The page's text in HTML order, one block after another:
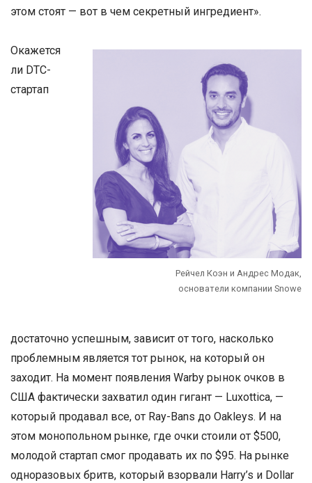
этом стоят — вот в чем секретный ингредиент».
Рейчел Коэн и Андрес Модак,
основатели компании Snowe
Окажется
ли DTC-
стартап
достаточно успешным, зависит от того, насколько
проблемным является тот рынок, на который он
заходит. На момент появления Warby рынок очков в
США фактически захватил один гигант — Luxottica, —
который продавал все, от Ray-Bans до Oakleys. И на
этом монопольном рынке, где очки стоили от $500,
молодой стартап смог продавать их по $95. На рынке
одноразовых бритв, который взорвали Harry’s и Dollar